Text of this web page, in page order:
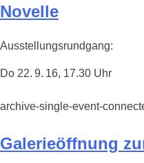
Novelle
Ausstellungsrundgang:
Do 22. 9. 16, 17.30 Uhr
archive-single-event-
Galerieöffnung